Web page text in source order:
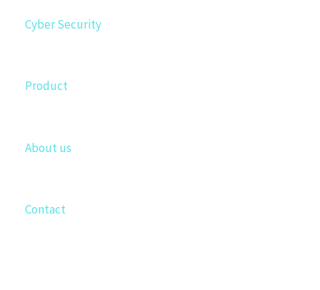
Cyber Security
Product
About us
Contact